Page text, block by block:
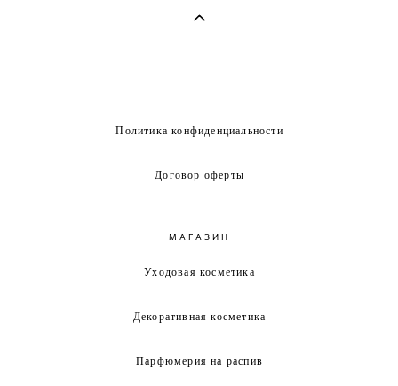
Политика конфиденциальности
Договор оферты
МАГАЗИН
Уходовая косметика
Декоративная косметика
Парфюмерия на распив